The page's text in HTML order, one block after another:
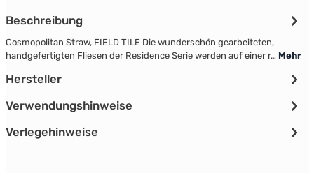
Beschreibung
Cosmopolitan Straw, FIELD TILE Die wunderschön gearbeiteten,
handgefertigten Fliesen der Residence Serie werden auf einer r… Mehr
Hersteller
Verwendungshinweise
Verlegehinweise